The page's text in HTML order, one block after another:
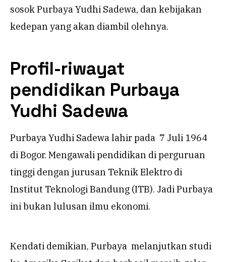
sosok Purbaya Yudhi Sadewa, dan kebijakan
kedepan yang akan diambil olehnya.
Profil-riwayat
pendidikan Purbaya
Yudhi Sadewa
Purbaya Yudhi Sadewa lahir pada 7 Juli 1964
di Bogor. Mengawali pendidikan di perguruan
tinggi dengan jurusan Teknik Elektro di
Institut Teknologi Bandung (ITB). Jadi Purbaya
ini bukan lulusan ilmu ekonomi.
Kendati demikian, Purbaya melanjutkan studi